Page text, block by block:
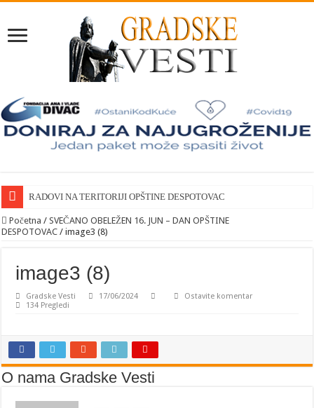
RADOVI NA TERITORIJI OPŠTINE DESPOTOVAC
Početna / SVEČANO OBELEŽEN 16. JUN – DAN OPŠTINE
DESPOTOVAC / image3 (8)
image3 (8)
Gradske Vesti 17/06/2024
Ostavite komentar
134 Pregledi
O nama Gradske Vesti